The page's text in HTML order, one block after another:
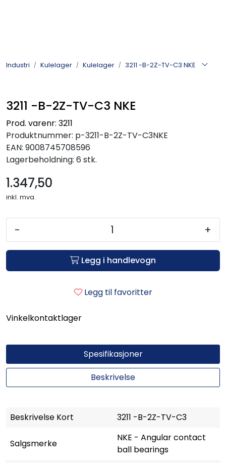
Industri Kulelager Kulelager 3211 -B-2Z-TV-C3 NKE
3211 -B-2Z-TV-C3 NKE
Prod. varenr: 3211
Produktnummer: p-3211-B-2Z-TV-C3NKE
EAN: 9008745708596
Lagerbeholdning: 6 stk.
1.347,50
inkl. mva.
- +
Legg i handlevogn
Legg til favoritter
Vinkelkontaktlager
Spesifikasjoner
Beskrivelse
Beskrivelse Kort 3211 -B-2Z-TV-C3
Salgsmerke
NKE - Angular contact
ball bearings
Alle kategorier
Dokumentarkiv